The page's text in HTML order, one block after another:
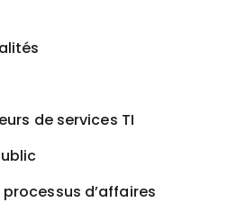
de services TI
d’affaires